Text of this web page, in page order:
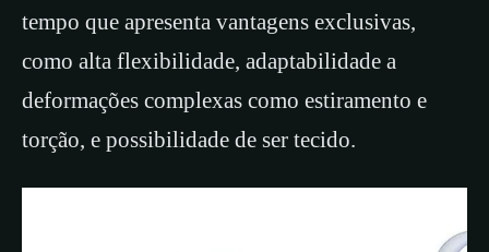
tempo que apresenta vantagens exclusivas,
como alta flexibilidade, adaptabilidade a
deformações complexas como estiramento e
torção, e possibilidade de ser tecido.